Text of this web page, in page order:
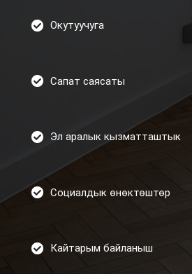
Окутуучуга
Сапат саясаты
Эл аралык кызматташтык
Социалдык өнөктөштөр
Кайтарым байланыш